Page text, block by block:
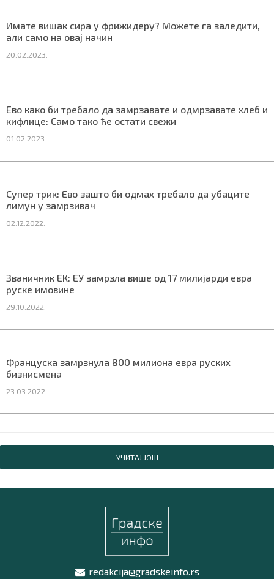
Имате вишак сира у фрижидеру? Можете га заледити,
али само на овај начин
20.02.2023.
Ево како би требало да замрзавате и одмрзавате хлеб и
кифлице: Само тако ће остати свежи
01.02.2023.
Супер трик: Ево зашто би одмах требало да убаците
лимун у замрзивач
02.12.2022.
Званичник ЕК: ЕУ замрзла више од 17 милијарди евра
руске имовине
29.10.2022.
Француска замрзнула 800 милиона евра руских
бизнисмена
23.03.2022.
УЧИТАЈ ЈОШ
redakcija@gradskeinfo.rs
ПРЕУЗМИТЕ НАШУ АПЛИКАЦИЈУ